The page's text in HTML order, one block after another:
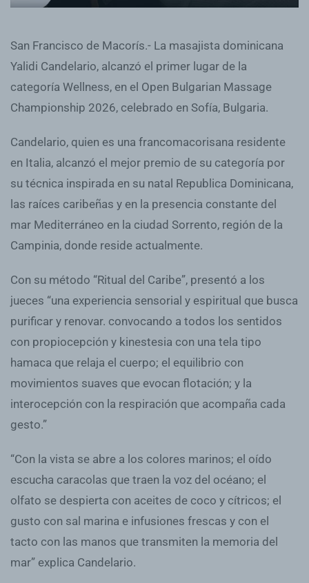
San Francisco de Macorís.- La masajista dominicana
Yalidi Candelario, alcanzó el primer lugar de la
categoría Wellness, en el Open Bulgarian Massage
Championship 2026, celebrado en Sofía, Bulgaria.
Candelario, quien es una francomacorisana residente
en Italia, alcanzó el mejor premio de su categoría por
su técnica inspirada en su natal Republica Dominicana,
las raíces caribeñas y en la presencia constante del
mar Mediterráneo en la ciudad Sorrento, región de la
Campinia, donde reside actualmente.
Con su método “Ritual del Caribe”, presentó a los
jueces “una experiencia sensorial y espiritual que busca
purificar y renovar. convocando a todos los sentidos
con propiocepción y kinestesia con una tela tipo
hamaca que relaja el cuerpo; el equilibrio con
movimientos suaves que evocan flotación; y la
interocepción con la respiración que acompaña cada
gesto.”
“Con la vista se abre a los colores marinos; el oído
escucha caracolas que traen la voz del océano; el
olfato se despierta con aceites de coco y cítricos; el
gusto con sal marina e infusiones frescas y con el
tacto con las manos que transmiten la memoria del
mar” explica Candelario.